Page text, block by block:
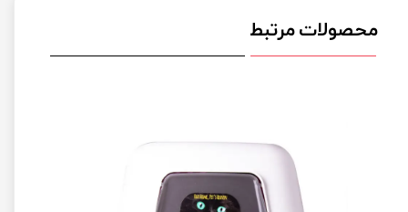
محصولات مرتبط